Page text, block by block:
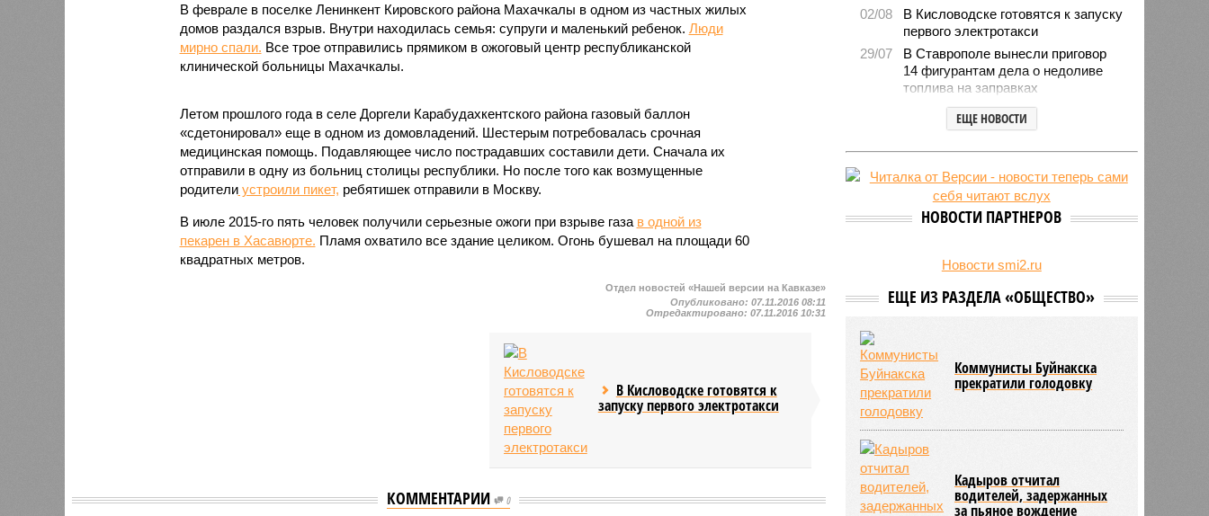
В феврале в поселке Ленинкент Кировского района Махачкалы в одном из частных жилых
домов раздался взрыв. Внутри находилась семья: супруги и маленький ребенок. Люди
мирно спали. Все трое отправились прямиком в ожоговый центр республиканской
клинической больницы Махачкалы.
Летом прошлого года в селе Доргели Карабудахкентского района газовый баллон
«сдетонировал» еще в одном из домовладений. Шестерым потребовалась срочная
медицинская помощь. Подавляющее число пострадавших составили дети. Сначала их
отправили в одну из больниц столицы республики. Но после того как возмущенные
родителиустроили пикет, ребятишек отправили в Москву.
В июле 2015-го пять человек получили серьезные ожоги при взрыве газа в одной из
пекарен в Хасавюрте. Пламя охватило все здание целиком. Огонь бушевал на площади 60
квадратных метров.
Отдел новостей «Нашей версии на Кавказе»
Опубликовано:07.11.2016 08:11
Отредактировано:07.11.2016 10:31
В Кисловодске готовятся к
запуску первого электротакси
КОММЕНТАРИИ 0
02/08
В Кисловодске готовятся к запуску
первого электротакси
29/07
В Ставрополе вынесли приговор
14 фигурантам дела о недоливе
топлива на заправках
Продажи подержанных авто в
СКФО сократились в 2026 году
28/07
Авиалесоохрана предупредила о
на Северном Кавказе в августе
Кисловодский пляж стал первым
на Ставрополье обладателем
Республики СКФО замкнули
обороту розничной торговли
ЕЩЕ НОВОСТИ
НОВОСТИ ПАРТНЕРОВ
Новости smi2.ru
Камеры сняли момент
избиения Никиты Зезина
Песков объяснил, что
случилось с украинцами
ЕЩЕ ИЗ РАЗДЕЛА «ОБЩЕСТВО»